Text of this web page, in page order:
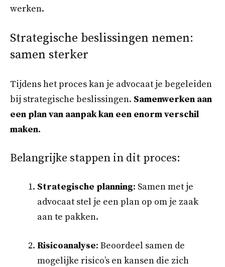
werken.
Strategische beslissingen nemen:
samen sterker
Tijdens het proces kan je advocaat je begeleiden
bij strategische beslissingen. Samenwerken aan
een plan van aanpak kan een enorm verschil
maken.
Belangrijke stappen in dit proces:
Strategische planning: Samen met je
advocaat stel je een plan op om je zaak
aan te pakken.
Risicoanalyse: Beoordeel samen de
mogelijke risico’s en kansen die zich